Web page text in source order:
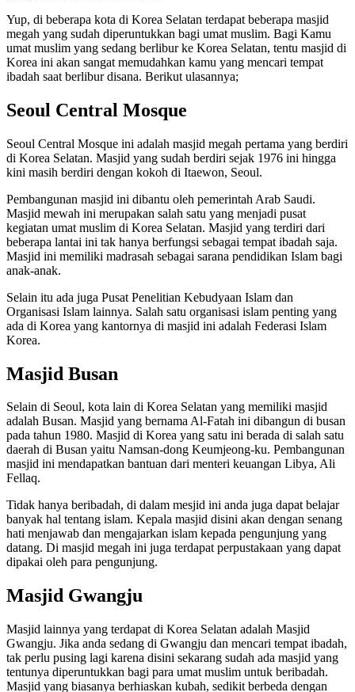
Yup, di beberapa kota di Korea Selatan terdapat beberapa masjid
megah yang sudah diperuntukkan bagi umat muslim. Bagi Kamu
umat muslim yang sedang berlibur ke Korea Selatan, tentu masjid di
Korea ini akan sangat memudahkan kamu yang mencari tempat
ibadah saat berlibur disana. Berikut ulasannya;
Seoul Central Mosque
Seoul Central Mosque ini adalah masjid megah pertama yang berdiri
di Korea Selatan. Masjid yang sudah berdiri sejak 1976 ini hingga
kini masih berdiri dengan kokoh di Itaewon, Seoul.
Pembangunan masjid ini dibantu oleh pemerintah Arab Saudi.
Masjid mewah ini merupakan salah satu yang menjadi pusat
kegiatan umat muslim di Korea Selatan. Masjid yang terdiri dari
beberapa lantai ini tak hanya berfungsi sebagai tempat ibadah saja.
Masjid ini memiliki madrasah sebagai sarana pendidikan Islam bagi
anak-anak.
Selain itu ada juga Pusat Penelitian Kebudyaan Islam dan
Organisasi Islam lainnya. Salah satu organisasi islam penting yang
ada di Korea yang kantornya di masjid ini adalah Federasi Islam
Korea.
Masjid Busan
Selain di Seoul, kota lain di Korea Selatan yang memiliki masjid
adalah Busan. Masjid yang bernama Al-Fatah ini dibangun di busan
pada tahun 1980. Masjid di Korea yang satu ini berada di salah satu
daerah di Busan yaitu Namsan-dong Keumjeong-ku. Pembangunan
masjid ini mendapatkan bantuan dari menteri keuangan Libya, Ali
Fellaq.
Tidak hanya beribadah, di dalam mesjid ini anda juga dapat belajar
banyak hal tentang islam. Kepala masjid disini akan dengan senang
hati menjawab dan mengajarkan islam kepada pengunjung yang
datang. Di masjid megah ini juga terdapat perpustakaan yang dapat
dipakai oleh para pengunjung.
Masjid Gwangju
Masjid lainnya yang terdapat di Korea Selatan adalah Masjid
Gwangju. Jika anda sedang di Gwangju dan mencari tempat ibadah,
tak perlu pusing lagi karena disini sekarang sudah ada masjid yang
tentunya diperuntukkan bagi para umat muslim untuk beribadah.
Masjid yang biasanya berhiaskan kubah, sedikit berbeda dengan